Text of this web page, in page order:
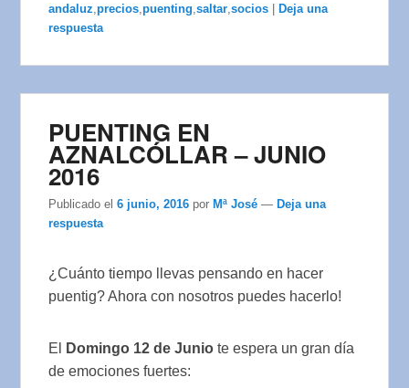
andaluz,precios,puenting,saltar,socios
Deja una
respuesta
PUENTING EN
AZNALCÓLLAR – JUNIO
2016
Publicado el6 junio, 2016 por Mª José — Deja una
respuesta
¿Cuánto tiempo llevas pensando en hacer
puentig? Ahora con nosotros puedes hacerlo!
El Domingo 12 de Junio te espera un gran día
de emociones fuertes: